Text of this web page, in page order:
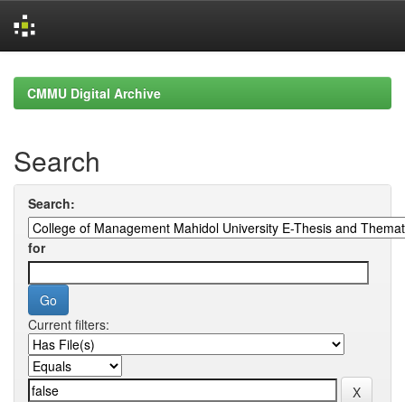
navigationCMMU Digital Archive
Search
Search:
for
Current filters: